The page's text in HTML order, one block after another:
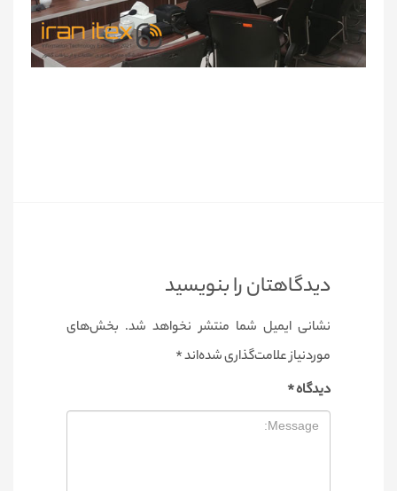
دیدگاهتان را بنویسید
نشانی ایمیل شما منتشر نخواهد شد. بخش‌های
موردنیاز علامت‌گذاری شده‌اند*
دیدگاه*